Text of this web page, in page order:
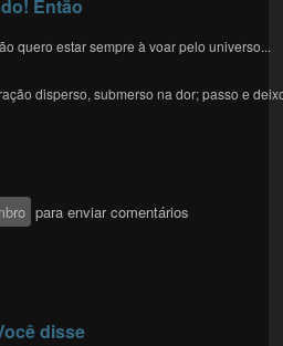
Então
quero estar sempre à voar pelo universo...
disperso, submerso na dor; passo e
para enviar comentários
disse